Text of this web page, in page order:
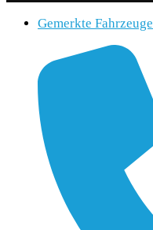
Gemerkte Fahrzeuge